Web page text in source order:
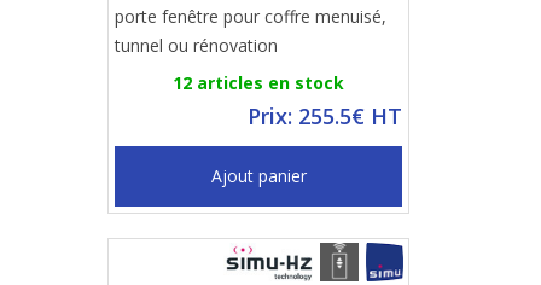
porte fenêtre pour coffre menuisé,
tunnel ou rénovation
12 articles en stock
Prix: 255.5€ HT
Ajout panier